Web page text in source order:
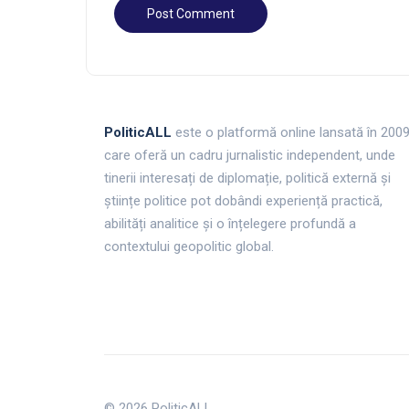
PoliticALL este o platformă online lansată în 2009
care oferă un cadru jurnalistic independent, unde
tinerii interesați de diplomație, politică externă și
științe politice pot dobândi experiență practică,
abilități analitice și o înțelegere profundă a
contextului geopolitic global.